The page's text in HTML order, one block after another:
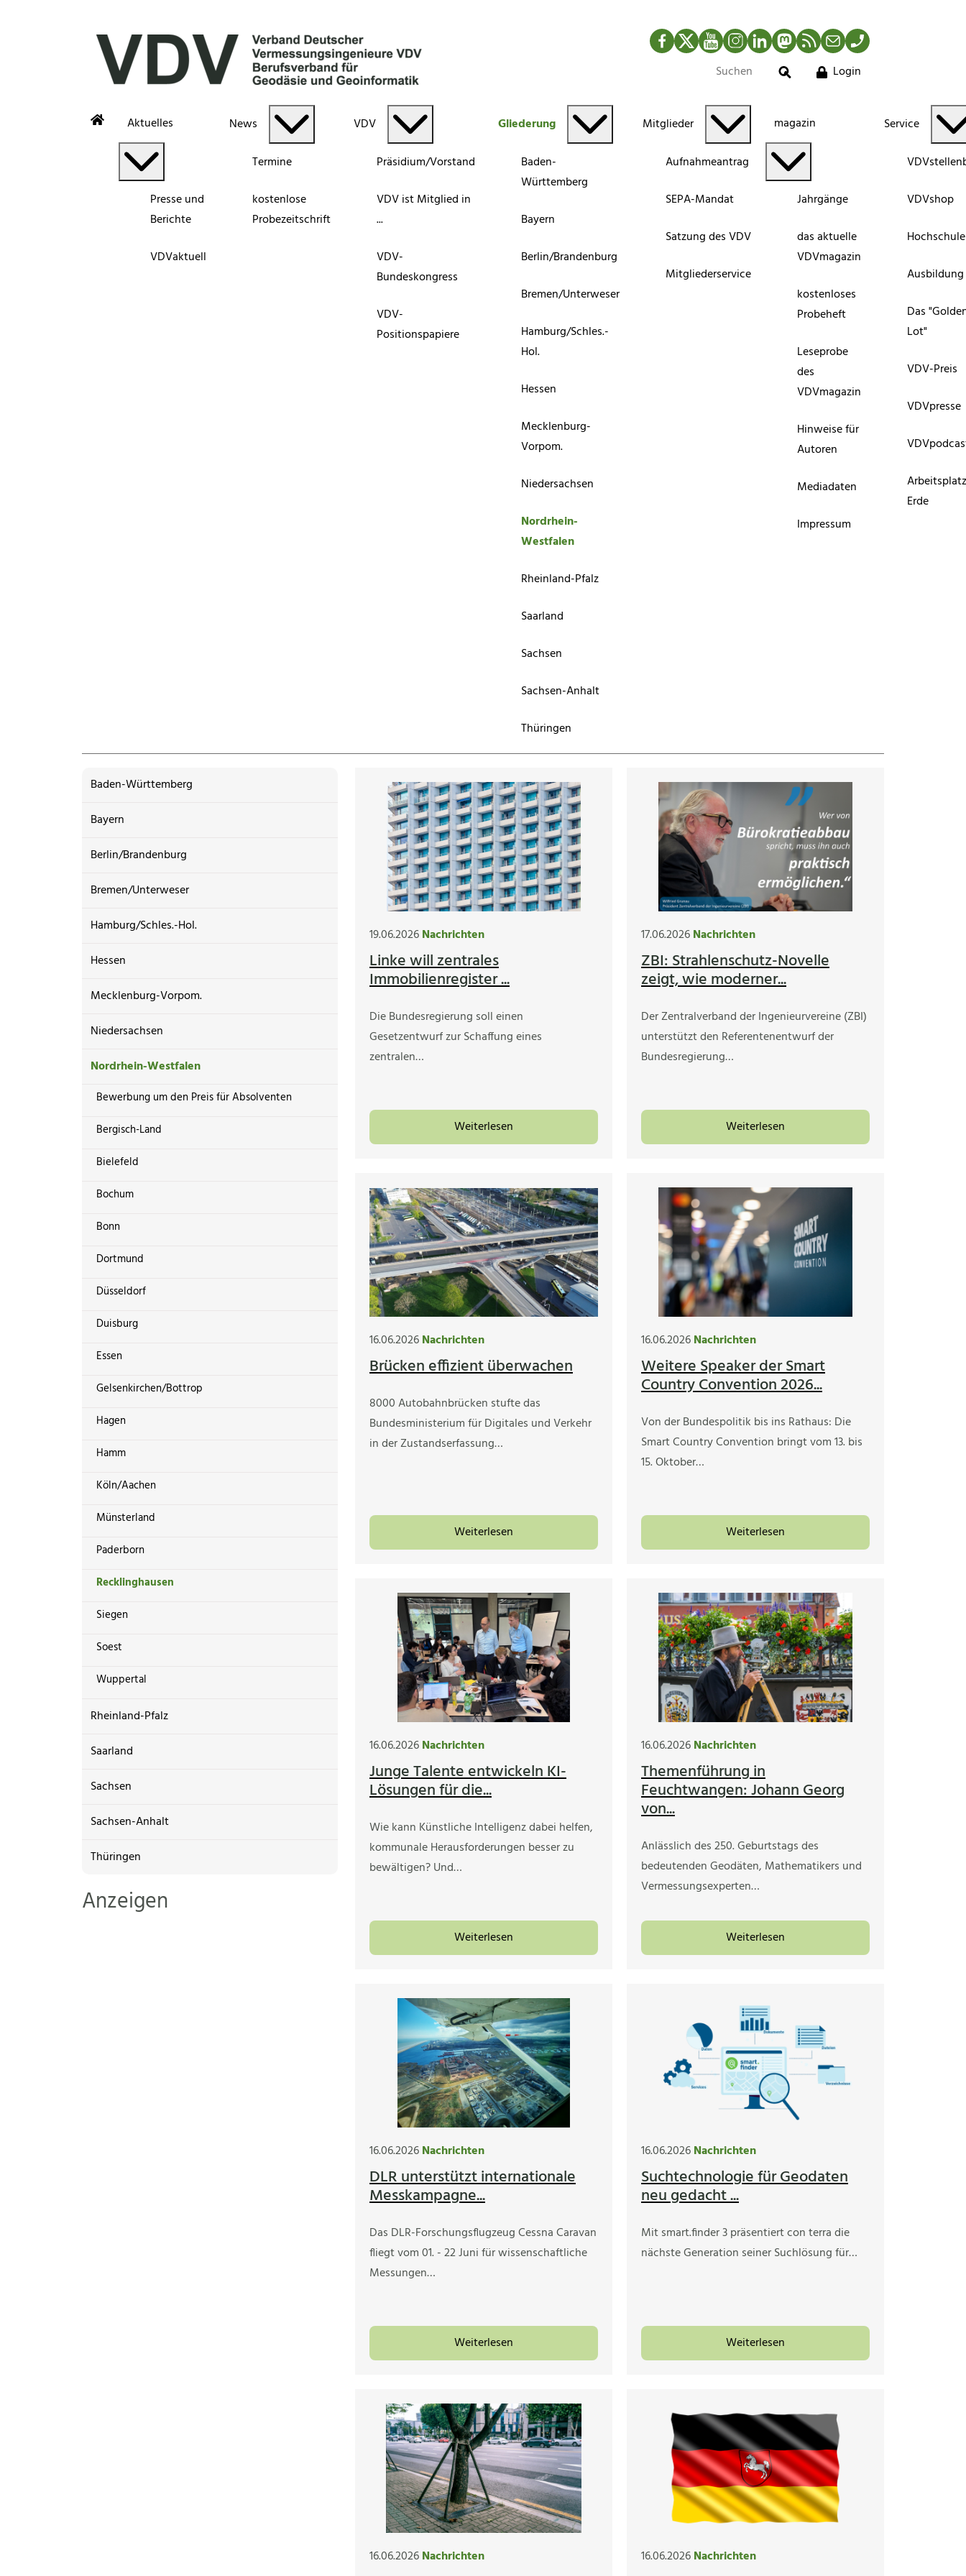
Facebook
TwitterYouTubeInstagram
LinkedInMastodonRSS-Newsfeed
MailTelefon
Suche
Login
Aktuelles
Presse und
Berichte
VDVaktuell
News
Termine
kostenlose
Probezeitschrift
VDV
Präsidium/Vorstand
VDV ist Mitglied in
...
VDV-
Bundeskongress
VDV-
Positionspapiere
Gliederung
Baden-
Württemberg
Bayern
Berlin/Brandenburg
Bremen/Unterweser
Hamburg/Schles.-
Hol.
Hessen
Mecklenburg-
Vorpom.
Niedersachsen
Nordrhein-
Westfalen
Rheinland-Pfalz
Saarland
Sachsen
Sachsen-Anhalt
Thüringen
Mitglieder
Aufnahmeantrag
SEPA-Mandat
Satzung des VDV
Mitgliederservice
magazin
Jahrgänge
das aktuelle
VDVmagazin
kostenloses
Probeheft
Leseprobe
des
VDVmagazin
Hinweise für
Autoren
Mediadaten
Impressum
Service
VDVshop
Ausbildung
Das
Lot"
VDV-Preis
VDVpresse
Erde
Baden-Württemberg
Bayern
Berlin/Brandenburg
Bremen/Unterweser
Hamburg/Schles.-Hol.
Hessen
Mecklenburg-Vorpom.
Niedersachsen
Nordrhein-Westfalen
Bewerbung um den Preis für Absolventen
Bergisch-Land
Bielefeld
Bochum
Bonn
Dortmund
Düsseldorf
Duisburg
Essen
Gelsenkirchen/Bottrop
Hagen
Hamm
Köln/Aachen
Münsterland
Paderborn
Recklinghausen
Siegen
Soest
Wuppertal
Rheinland-Pfalz
Saarland
Sachsen
Sachsen-Anhalt
Thüringen
Anzeigen
19.06.2026Nachrichten
Linke will zentrales
Immobilienregister ...
Die Bundesregierung soll einen
Gesetzentwurf zur Schaffung eines
zentralen…
Weiterlesen
17.06.2026Nachrichten
ZBI: Strahlenschutz-Novelle
zeigt, wie moderner...
Der Zentralverband der Ingenieurvereine (ZBI)
unterstützt den Referentenentwurf der
Bundesregierung…
Weiterlesen
16.06.2026Nachrichten
Brücken effizient überwachen
8000 Autobahnbrücken stufte das
Bundesministerium für Digitales und Verkehr
in der Zustandserfassung…
Weiterlesen
16.06.2026Nachrichten
Weitere Speaker der Smart
Country Convention 2026...
Von der Bundespolitik bis ins Rathaus: Die
Smart Country Convention bringt vom 13. bis
15. Oktober…
Weiterlesen
16.06.2026Nachrichten
Junge Talente entwickeln KI-
Lösungen für die...
Wie kann Künstliche Intelligenz dabei helfen,
kommunale Herausforderungen besser zu
bewältigen? Und…
Weiterlesen
16.06.2026Nachrichten
Themenführung in
Feuchtwangen: Johann Georg
von...
Anlässlich des 250. Geburtstags des
bedeutenden Geodäten, Mathematikers und
Vermessungsexperten…
Weiterlesen
16.06.2026Nachrichten
DLR unterstützt internationale
Messkampagne...
Das DLR-Forschungsflugzeug Cessna Caravan
fliegt vom 01. - 22 Juni für wissenschaftliche
Messungen…
Weiterlesen
16.06.2026Nachrichten
Suchtechnologie für Geodaten
neu gedacht ...
Mit smart.finder 3 präsentiert con terra die
nächste Generation seiner Suchlösung für…
Weiterlesen
16.06.2026Nachrichten 16.06.2026Nachrichten